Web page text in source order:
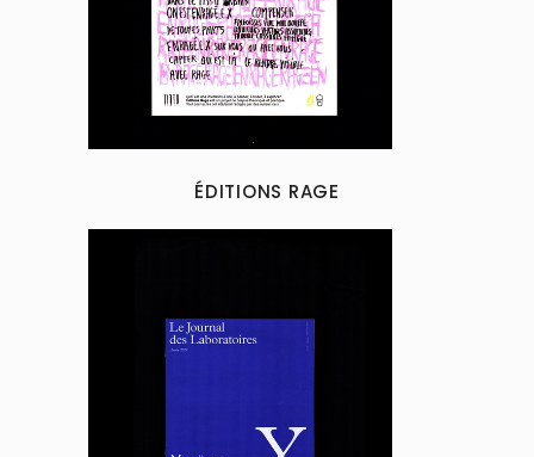
ÉDITIONS RAGE